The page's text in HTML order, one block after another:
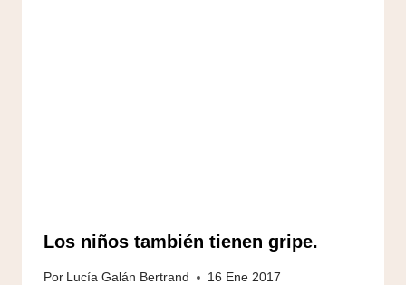
Los niños también tienen gripe.
Por Lucía Galán Bertrand 16 Ene 2017